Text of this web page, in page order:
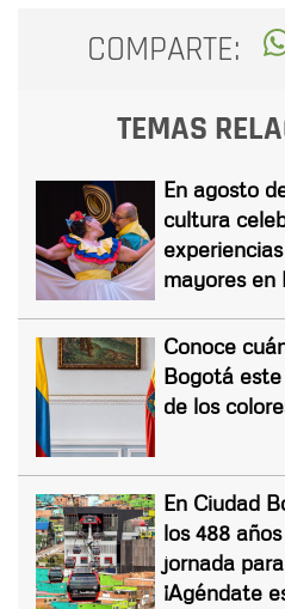
COMPARTE:
TEMAS
En agosto
cultura
mayores en
Conoce
Bogotá
de los
En Ciudad
los 488
jornada
¡Agéndate